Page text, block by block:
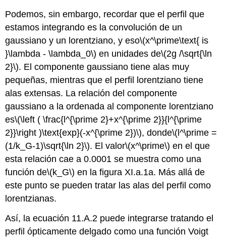
Podemos, sin embargo, recordar que el perfil que
estamos integrando es la convolución de un
gaussiano y un lorentziano, y eso\(x^\prime\text{ is
}\lambda - \lambda_0\) en unidades de\(2g /\sqrt{\ln
2}\). El componente gaussiano tiene alas muy
pequeñas, mientras que el perfil lorentziano tiene
alas extensas. La relación del componente
gaussiano a la ordenada al componente lorentziano
es\(\left ( \frac{l^{\prime 2}+x^{\prime 2}}{l^{\prime
2}}\right )\text{exp}(-x^{\prime 2})\), donde\(l^\prime =
(1/k_G-1)\sqrt{\ln 2}\). El valor\(x^\prime\) en el que
esta relación cae a 0.0001 se muestra como una
función de\(k_G\) en la figura XI.a.1a. Más allá de
este punto se pueden tratar las alas del perfil como
lorentzianas.
Así, la ecuación 11.A.2 puede integrarse tratando el
perfil ópticamente delgado como una función Voigt